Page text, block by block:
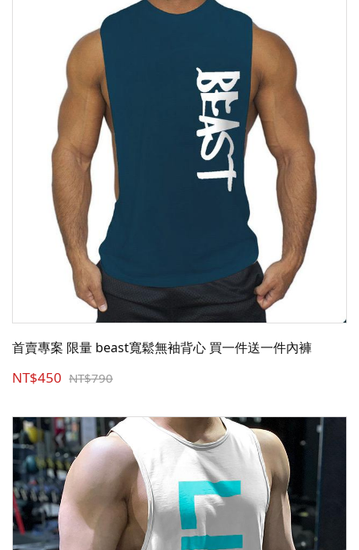
首賣專案 限量 beast寬鬆無袖背心 買一件送一件內褲
NT$450 NT$790